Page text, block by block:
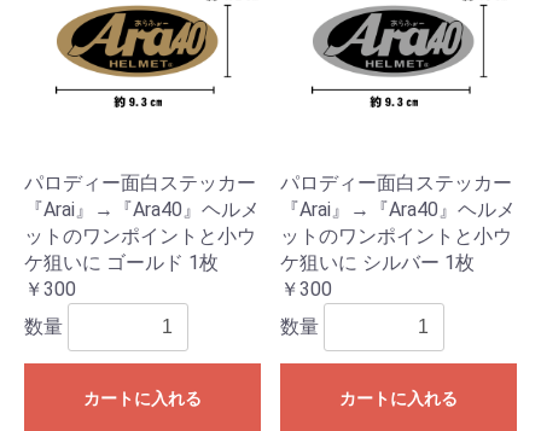
パロディー面白ステッカー
『Arai』→『Ara40』ヘルメ
ットのワンポイントと小ウ
ケ狙いに ゴールド 1枚
￥300
数量
カートに入れる
パロディー面白ステッカー
『Arai』→『Ara40』ヘルメ
ットのワンポイントと小ウ
ケ狙いに シルバー 1枚
￥300
数量
カートに入れる